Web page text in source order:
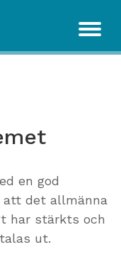
en god
det allmänna
har stärkts och
ut.